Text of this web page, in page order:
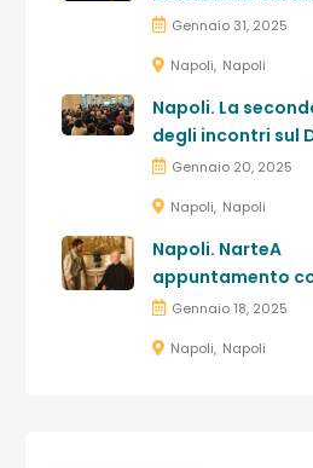
Gennaio 31, 2025
Napoli Napoli
Napoli. La
degli incontri sul
Gennaio 20, 2025
Napoli Napoli
Napoli. NarteA
appuntamento
Gennaio 18, 2025
Napoli Napoli